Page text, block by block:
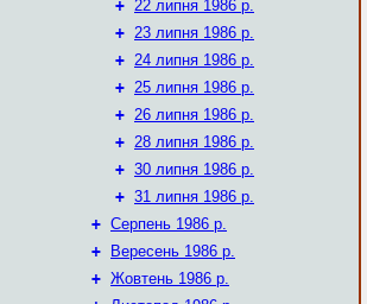
+ 22 липня 1986 р.
+ 23 липня 1986 р.
+ 24 липня 1986 р.
+ 25 липня 1986 р.
+ 26 липня 1986 р.
+ 28 липня 1986 р.
+ 30 липня 1986 р.
+ 31 липня 1986 р.
+ Серпень 1986 р.
+
Вересень 1986 р.
+ Жовтень 1986 р.